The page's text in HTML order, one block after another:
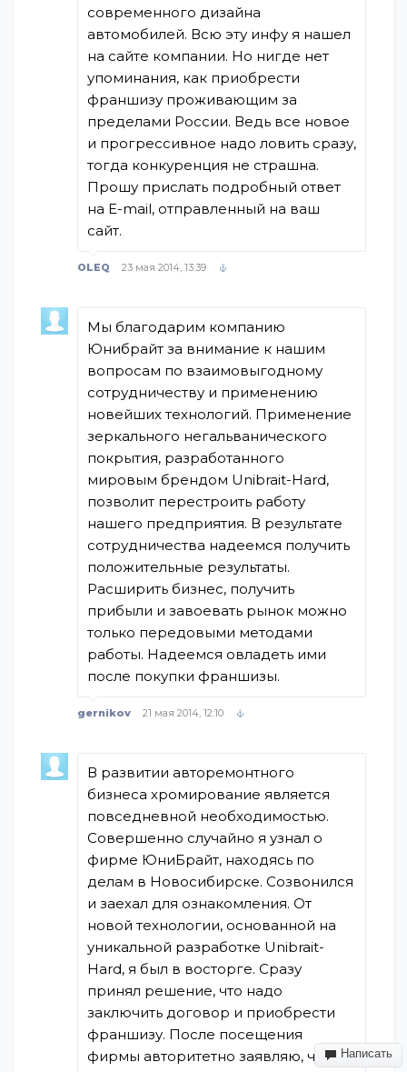
современного дизайна
автомобилей. Всю эту инфу я нашел
на сайте компании. Но нигде нет
упоминания, как приобрести
франшизу проживающим за
пределами России. Ведь все новое
и прогрессивное надо ловить сразу,
тогда конкуренция не страшна.
Прошу прислать подробный ответ
на Е-mail, отправленный на ваш
сайт.
OLEQ 23 мая 2014, 13:39
Мы благодарим компанию
Юнибрайт за внимание к нашим
вопросам по взаимовыгодному
сотрудничеству и применению
новейших технологий. Применение
зеркального негальванического
покрытия, разработанного
мировым брендом Unibrait-Hard,
позволит перестроить работу
нашего предприятия. В результате
сотрудничества надеемся получить
положительные результаты.
Расширить бизнес, получить
прибыли и завоевать рынок можно
только передовыми методами
работы. Надеемся овладеть ими
после покупки франшизы.
gernikov 21 мая 2014, 12:10
В развитии авторемонтного
бизнеса хромирование является
повседневной необходимостью.
Совершенно случайно я узнал о
фирме ЮниБрайт, находясь по
делам в Новосибирске. Созвонился
и заехал для ознакомления. От
новой технологии, основанной на
уникальной разработке Unibrait-
Hard, я был в восторге. Сразу
принял решение, что надо
заключить договор и приобрести
франшизу. После посещения
фирмы авторитетно заявляю, что
Написать